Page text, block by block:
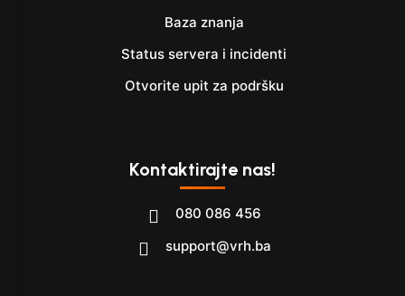
Baza znanja
Status servera i incidenti
Otvorite upit za podršku
Kontaktirajte nas!
080 086 456
support@vrh.ba